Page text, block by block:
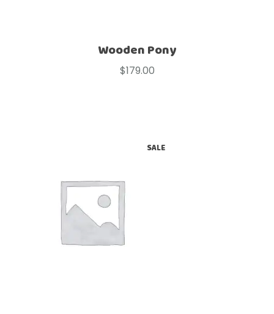
Wooden Pony
$179.00
SALE